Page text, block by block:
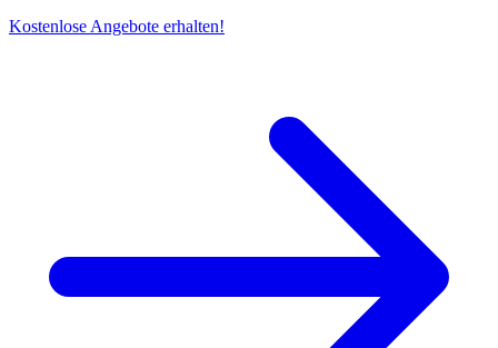
Kostenlose Angebote erhalten!